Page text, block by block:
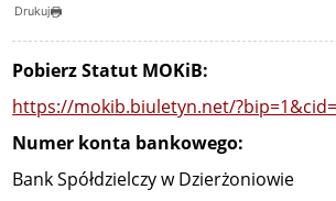
Drukuj
Pobierz Statut MOKiB:
https://mokib.biuletyn.net/
Numer konta bankowego:
Bank Spółdzielczy w Dzierżoniowie